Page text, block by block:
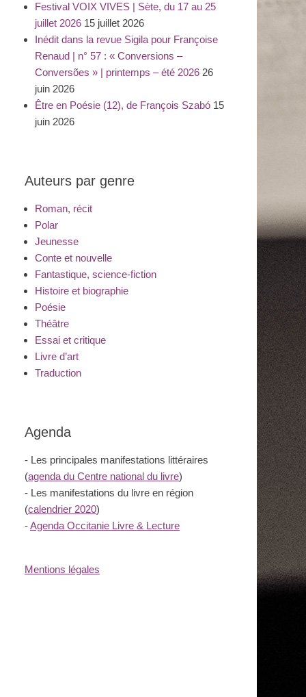
Festival VOIX VIVES | Sète, du 17 au 25
juillet 2026 15 juillet 2026
Inédit dans la revue Sigila pour Françoise
Renaud | n° 57 : « Conversions –
Conversões » | printemps – été 2026 26
juin 2026
Être en Poésie (12), de François Szabó 15
juin 2026
Auteurs par genre
Roman, récit
Polar
Jeunesse
Conte et nouvelle
Fantastique, science-fiction
Histoire et biographie
Poésie
Théâtre
Essai et critique
Livre d’art
Traduction
Agenda
- Les principales manifestations littéraires
(agenda du Centre national du livre)
- Les manifestations du livre en région
(calendrier 2020)
-Agenda Occitanie Livre & Lecture
Mentions légales